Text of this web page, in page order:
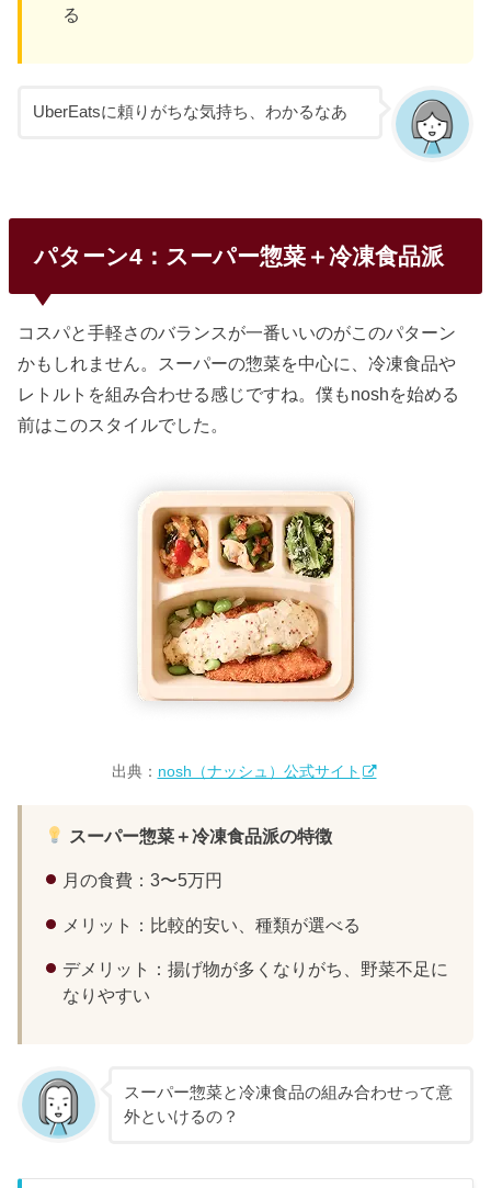
る
UberEatsに頼りがちな気持ち、わかるなあ
パターン4：スーパー惣菜＋冷凍食品派
コスパと手軽さのバランスが一番いいのがこのパターン
かもしれません。スーパーの惣菜を中心に、冷凍食品や
レトルトを組み合わせる感じですね。僕もnoshを始める
前はこのスタイルでした。
出典： nosh（ナッシュ）公式サイト
スーパー惣菜＋冷凍食品派の特徴
月の食費：3〜5万円
メリット：比較的安い、種類が選べる
デメリット：揚げ物が多くなりがち、野菜不足に
なりやすい
スーパー惣菜と冷凍食品の組み合わせって意
外といけるの？